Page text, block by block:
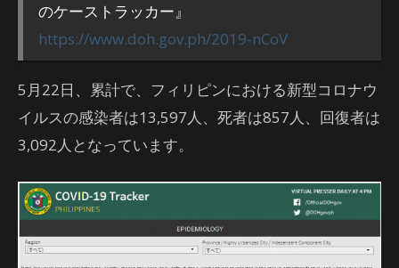
のケーストラッカー』
https://www.doh.gov.ph/2019-nCoV
5月22日、累計で、フィリピンにおける新型コロナウ
イルスの感染者は13,597人、死者は857人、回復者は
3,092人となっています。